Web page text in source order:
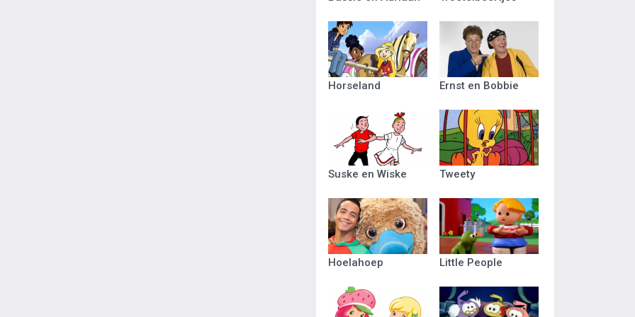
Horseland Ernst en Bobbie
Suske en Wiske Tweety
Hoelahoep Little People